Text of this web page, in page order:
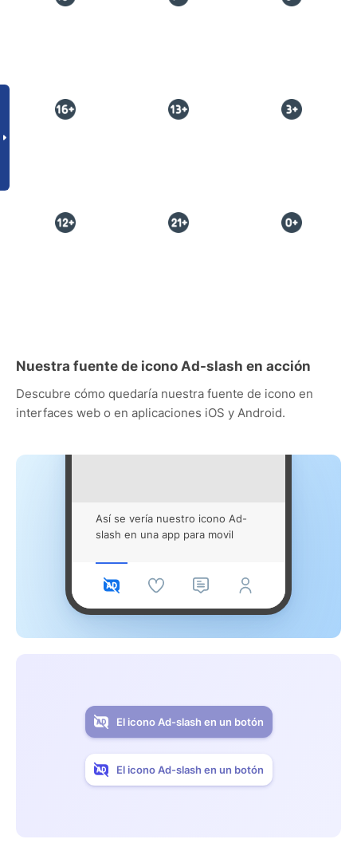
Nuestra fuente de icono Ad-slash en acción
Descubre cómo quedaría nuestra fuente de icono en
interfaces web o en aplicaciones iOS y Android.
Así se vería nuestro icono Ad-
slash en una app para movil
El icono Ad-slash en un botón
El icono Ad-slash en un botón